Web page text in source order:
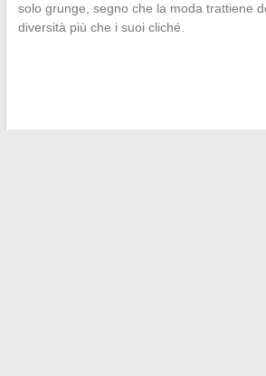
solo grunge, segno che la moda trattiene
diversità più che i suoi cliché.